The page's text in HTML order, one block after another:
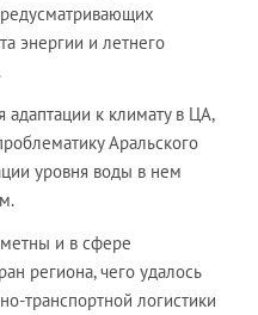
энергии и летнего
адаптации к климату в ЦА,
Аральского
уровня воды в нем
и в сфере
региона, чего удалось
транспортной логистики